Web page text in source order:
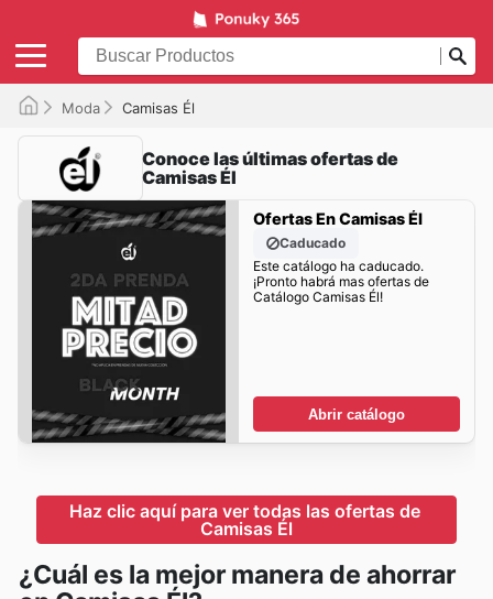
Moda Camisas Él
Conoce las últimas ofertas de
Camisas Él
Ofertas En Camisas Él
Caducado
Este catálogo ha caducado.
¡Pronto habrá mas ofertas de
Catálogo Camisas Él!
Abrir catálogo
Haz clic aquí para ver todas las ofertas de
Camisas Él
¿Cuál es la mejor manera de ahorrar